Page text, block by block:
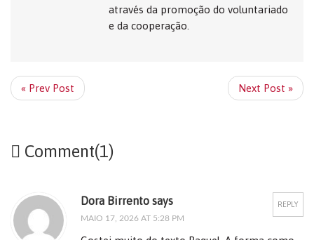
através da promoção do voluntariado
e da cooperação.
« Prev Post Next Post »
Comment(1)
REPLY
Dora Birrento says
MAIO 17, 2026 AT 5:28 PM